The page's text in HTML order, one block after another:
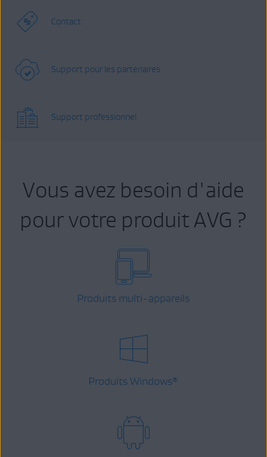
Contact
Support pour les partenaires
Support professionnel
Vous avez besoin d'aide
pour votre produit AVG ?
Produits multi-appareils
Produits Windows®